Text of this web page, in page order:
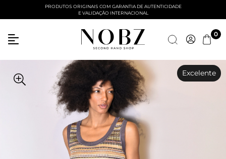
PRODUTOS ORIGINAIS COM GARANTIA DE AUTENTICIDADE
E VALIDAÇÃO INTERNACIONAL
0
Excelente